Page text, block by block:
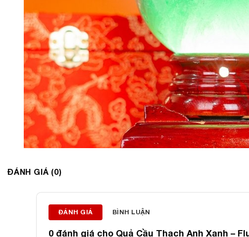
ĐÁNH GIÁ (0)
ĐÁNH GIÁ BÌNH LUẬN
0 đánh giá cho Quả Cầu Thạch Anh Xanh –